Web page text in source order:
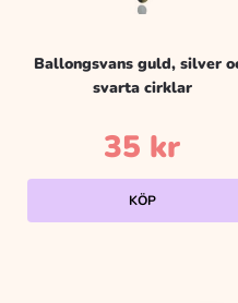
Ballongsvans guld, silver
svarta cirklar
35 kr
KÖP